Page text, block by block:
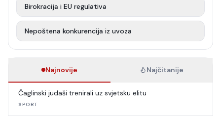
Birokracija i EU regulativa
Nepoštena konkurencija iz uvoza
Najnovije Najčitanije
Čaglinski judaši trenirali uz svjetsku elitu
SPORT